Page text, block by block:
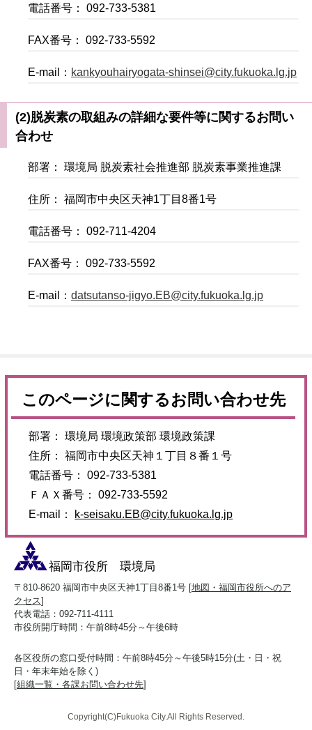
電話番号： 092-733-5381
FAX番号： 092-733-5592
E-mail： kankyouhairyogata-shinsei@city.fukuoka.lg.jp
(2)脱炭素の取組みの詳細な要件等に関するお問い
合わせ
部署： 環境局 脱炭素社会推進部 脱炭素事業推進課
住所： 福岡市中央区天神1丁目8番1号
電話番号： 092-711-4204
FAX番号： 092-733-5592
E-mail： datsutanso-jigyo.EB@city.fukuoka.lg.jp
このページに関するお問い合わせ先
部署： 環境局 環境政策部 環境政策課
住所： 福岡市中央区天神１丁目８番１号
電話番号： 092-733-5381
ＦＡＸ番号： 092-733-5592
E-mail：
k-seisaku.EB@city.fukuoka.lg.jp
福岡市役所 環境局
〒810-8620 福岡市中央区天神1丁目8番1号 [地図・福岡市役所へのア
クセス]
代表電話：092-711-4111
市役所開庁時間：午前8時45分～午後6時
各区役所の窓口受付時間：午前8時45分～午後5時15分(土・日・祝
日・年末年始を除く)
[組織一覧・各課お問い合わせ先]
Copyright(C)Fukuoka City.All Rights Reserved.